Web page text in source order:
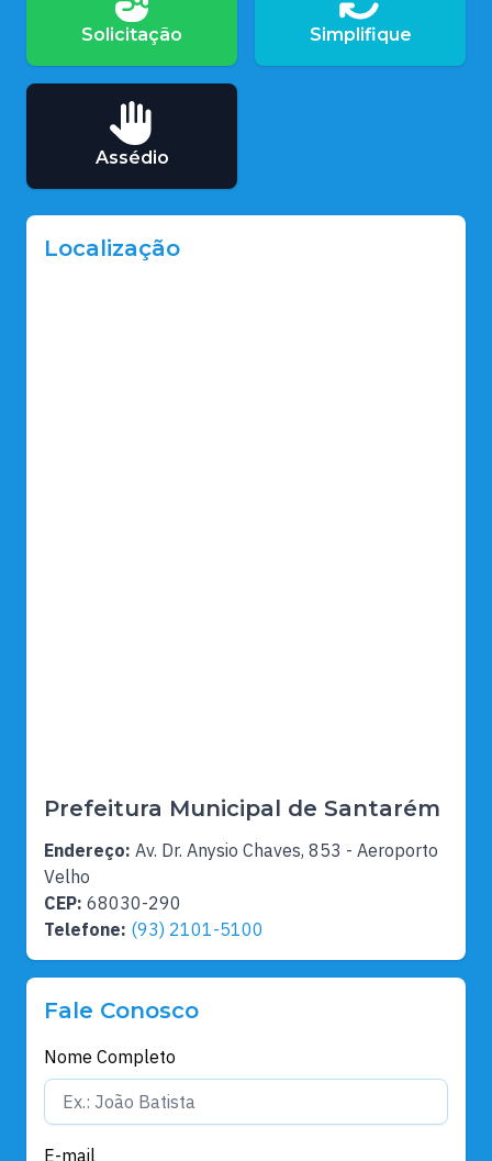
Solicitação Simplifique
Assédio
Localização
Prefeitura Municipal de Santarém
Endereço: Av. Dr. Anysio Chaves, 853 - Aeroporto
Velho
CEP: 68030-290
Telefone: (93) 2101-5100
Fale Conosco
Nome Completo
E-mail